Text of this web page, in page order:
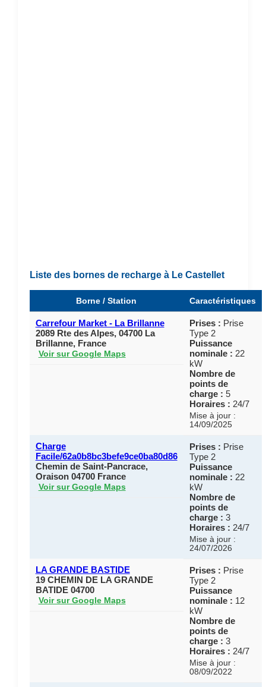
Liste des bornes de recharge à Le Castellet
Borne / Station Caractéristiques
Carrefour Market - La Brillanne
2089 Rte des Alpes, 04700 La
Brillanne, France
Voir sur Google Maps
Prises : Prise
Type 2
Puissance
nominale : 22
kW
Nombre de
points de
charge : 5
Horaires : 24/7
Mise à jour :
14/09/2025
Charge
Facile/62a0b8bc3befe9ce0ba80d86
Chemin de Saint-Pancrace,
Oraison 04700 France
Voir sur Google Maps
Prises : Prise
Type 2
Puissance
nominale : 22
kW
Nombre de
points de
charge : 3
Horaires : 24/7
Mise à jour :
24/07/2026
LA GRANDE BASTIDE
19 CHEMIN DE LA GRANDE
BATIDE 04700
Voir sur Google Maps
Prises : Prise
Type 2
Puissance
nominale : 12
kW
Nombre de
points de
charge : 3
Horaires : 24/7
Mise à jour :
08/09/2022